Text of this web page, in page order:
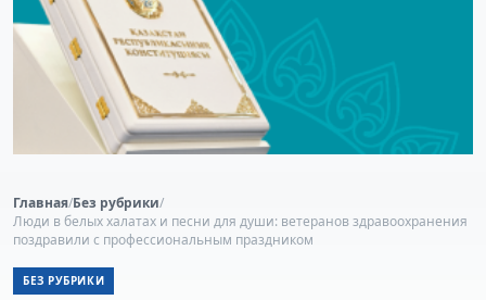
Главная/Без рубрики/
Люди в белых халатах и песни для души: ветеранов здравоохранения
поздравили с профессиональным праздником
БЕЗ РУБРИКИ